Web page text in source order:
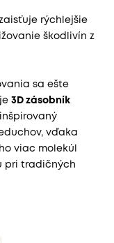
rýchlejšie
škodlivín z
sa ešte
3D zásobník
vďaka
viac molekúl
pri tradičných